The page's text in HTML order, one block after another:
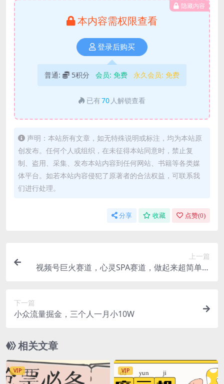
隐藏内容
本内容需权限查看
登录后购买
普通: 5积分 会员: 免费 永久会员: 免费
已有70 人解锁查看
声明：本站所有文章，如无特殊说明或标注，均为本站原
创发布。任何个人或组织，在未征得本站同意时，禁止复
制、盗用、采集、发布本站内容到任何网站、书籍等各类媒
体平台。如若本站内容侵犯了原著者的合法权益，可联系我
们进行处理。
分享 收藏 点赞(0)
上一篇
视频号巨火赛道，心灵SPA赛道，做起来超简单，
下一篇
小众流量掘金，三个人一月小10W
相关文章
VIP VIP